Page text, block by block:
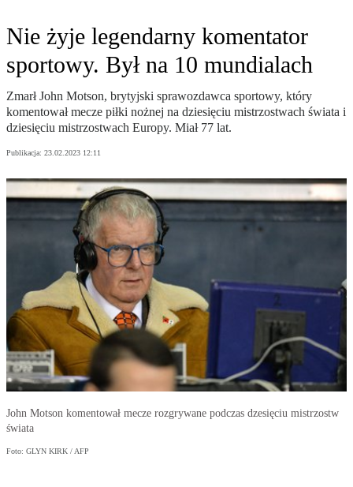
Nie żyje legendarny komentator
sportowy. Był na 10 mundialach
Zmarł John Motson, brytyjski sprawozdawca sportowy, który
komentował mecze piłki nożnej na dziesięciu mistrzostwach świata i
dziesięciu mistrzostwach Europy. Miał 77 lat.
Publikacja: 23.02.2023 12:11
John Motson komentował mecze rozgrywane podczas dzesięciu mistrzostw
świata
Foto: GLYN KIRK / AFP